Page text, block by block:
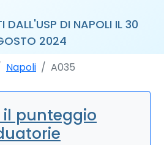
DALL'USP DI NAPOLI IL 30
2024
Napoli A035
punteggio